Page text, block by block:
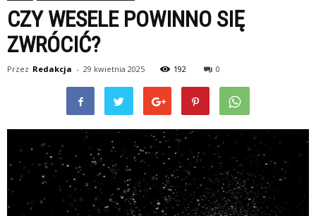
CZY WESELE POWINNO SIĘ
ZWRÓCIĆ?
Przez Redakcja - 29 kwietnia 2025 192 0